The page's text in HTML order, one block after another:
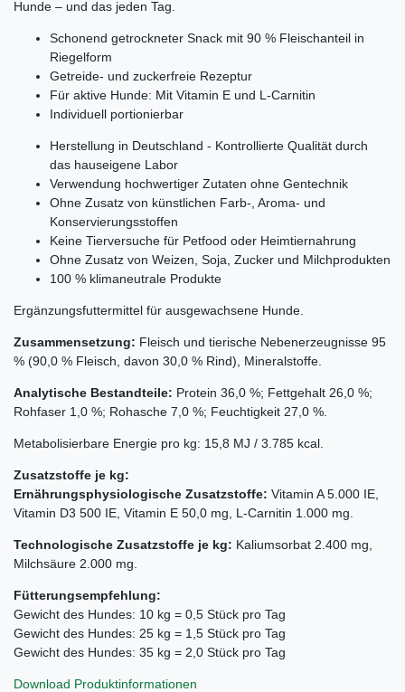
Hunde – und das jeden Tag.
Schonend getrockneter Snack mit 90 % Fleischanteil in
Riegelform
Getreide- und zuckerfreie Rezeptur
Für aktive Hunde: Mit Vitamin E und L-Carnitin
Individuell portionierbar
Herstellung in Deutschland - Kontrollierte Qualität durch
das hauseigene Labor
Verwendung hochwertiger Zutaten ohne Gentechnik
Ohne Zusatz von künstlichen Farb-, Aroma- und
Konservierungsstoffen
Keine Tierversuche für Petfood oder Heimtiernahrung
Ohne Zusatz von Weizen, Soja, Zucker und Milchprodukten
100 % klimaneutrale Produkte
Ergänzungsfuttermittel für ausgewachsene Hunde.
Zusammensetzung: Fleisch und tierische Nebenerzeugnisse 95
% (90,0 % Fleisch, davon 30,0 % Rind), Mineralstoffe.
Analytische Bestandteile: Protein 36,0 %; Fettgehalt 26,0 %;
Rohfaser 1,0 %; Rohasche 7,0 %; Feuchtigkeit 27,0 %.
Metabolisierbare Energie pro kg: 15,8 MJ / 3.785 kcal.
Zusatzstoffe je kg:
Ernährungsphysiologische Zusatzstoffe: Vitamin A 5.000 IE,
Vitamin D3 500 IE, Vitamin E 50,0 mg, L-Carnitin 1.000 mg.
Technologische Zusatzstoffe je kg: Kaliumsorbat 2.400 mg,
Milchsäure 2.000 mg.
Fütterungsempfehlung:
Gewicht des Hundes: 10 kg = 0,5 Stück pro Tag
Gewicht des Hundes: 25 kg = 1,5 Stück pro Tag
Gewicht des Hundes: 35 kg = 2,0 Stück pro Tag
Download Produktinformationen